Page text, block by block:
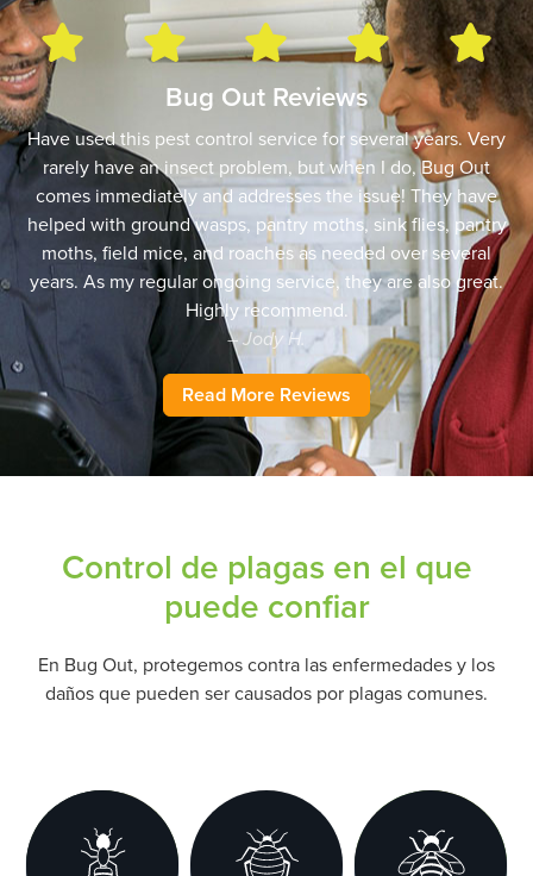
Bug Out Reviews
Have used this pest control service for several years. Very
rarely have an insect problem, but when I do, Bug Out
comes immediately and addresses the issue! They have
helped with ground wasps, pantry moths, sink flies, pantry
moths, field mice, and roaches as needed over several
years. As my regular ongoing service, they are also great.
Highly recommend.
– Jody H.
Read More Reviews
Control de plagas en el que
puede confiar
En Bug Out, protegemos contra las enfermedades y los
daños que pueden ser causados por plagas comunes.